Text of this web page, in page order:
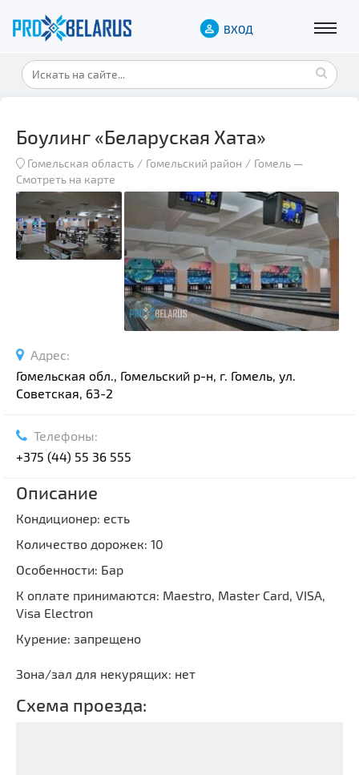
ВХОД
Боулинг «Беларуская Хата»
Гомельская область Гомельский район Гомель —
Смотреть на карте
Адрес:
Гомельская обл., Гомельский р-н, г. Гомель, ул.
Советская, 63-2
Телефоны:
+375 (44) 55 36 555
Описание
Кондиционер: есть
Количество дорожек: 10
Особенности: Бар
К оплате принимаются: Maestro, Master Card, VISA,
Visa Electron
Курение: запрещено
Зона/зал для некурящих: нет
Схема проезда: